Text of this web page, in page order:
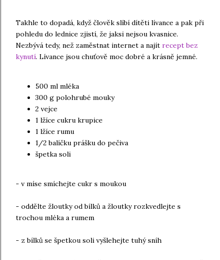
Takhle to dopadá, když člověk slíbí dítěti lívance a pak při
pohledu do lednice zjistí, že jaksi nejsou kvasnice.
Nezbývá tedy, než zaměstnat internet a najít recept bez
kynutí. Lívance jsou chuťově moc dobré a krásně jemné.
500 ml mléka
300 g polohrubé mouky
2 vejce
1 lžíce cukru krupice
1 lžíce rumu
1/2 balíčku prášku do pečiva
špetka soli
- v míse smíchejte cukr s moukou
- oddělte žloutky od bílků a žloutky rozkvedlejte s
trochou mléka a rumem
- z bílků se špetkou soli vyšlehejte tuhý sníh